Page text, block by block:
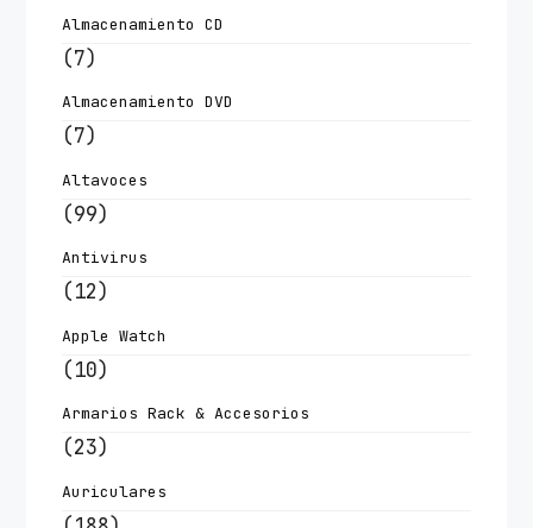
Almacenamiento CD
(7)
Almacenamiento DVD
(7)
Altavoces
(99)
Antivirus
(12)
Apple Watch
(10)
Armarios Rack & Accesorios
(23)
Auriculares